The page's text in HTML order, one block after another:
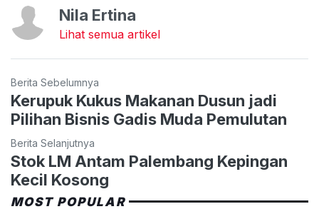
Nila Ertina
Lihat semua artikel
Berita Sebelumnya
Kerupuk Kukus Makanan Dusun jadi
Pilihan Bisnis Gadis Muda Pemulutan
Berita Selanjutnya
Stok LM Antam Palembang Kepingan
Kecil Kosong
MOST POPULAR